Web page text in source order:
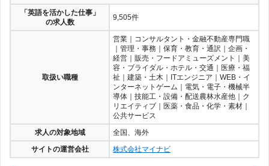
「英語を活かした仕事」
の求人数
9,505件
取扱い職種
営業｜コンサルタント・金融不動産専門職
｜管理・事務｜保育・教育・通訳｜企画・
経営｜販売・フードアミューズメント｜美
容・ブライダル・ホテル・交通｜医療・福
祉｜建築・土木｜ITエンジニア｜WEB・イ
ンターネットゲーム｜電気・電子・機械半
導体｜技能工・設備・配送農林水産他｜ク
リエイティブ｜医薬・食品・化学・素材｜
公共サービス
求人の対象地域
全国、海外
サイトの運営会社
株式会社マイナビ